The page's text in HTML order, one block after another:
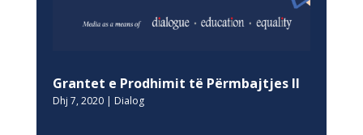
Grantet e Prodhimit të Përmbajtjes II
Dhj 7, 2020| Dialog